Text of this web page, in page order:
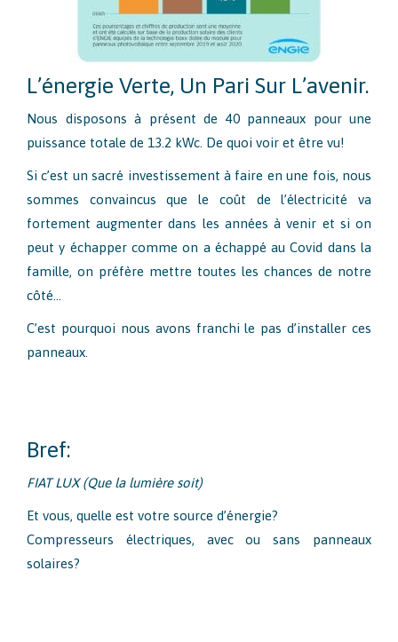
L’énergie Verte, Un Pari Sur L’avenir.
Nous disposons à présent de 40 panneaux pour une
puissance totale de 13.2 kWc. De quoi voir et être vu!
Si c’est un sacré investissement à faire en une fois, nous
sommes convaincus que le coût de l’électricité va
fortement augmenter dans les années à venir et si on
peut y échapper comme on a échappé au Covid dans la
famille, on préfère mettre toutes les chances de notre
côté…
C’est pourquoi nous avons franchi le pas d’installer ces
panneaux.
Bref:
FIAT LUX (Que la lumière soit)
Et vous, quelle est votre source d’énergie?
Compresseurs électriques, avec ou sans panneaux
solaires?